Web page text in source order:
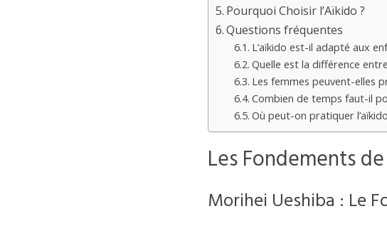
Pourquoi Choisir l’Aïkido ?
Questions fréquentes
L’aïkido est-il adapté aux
Quelle est la différence
Les femmes peuvent-elles
Combien de temps faut-il
Où peut-on pratiquer
Les Fondements
Morihei Ueshiba : Le